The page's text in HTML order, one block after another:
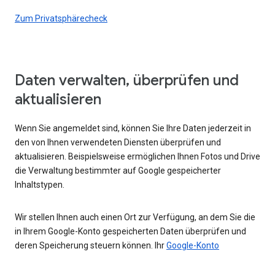
Zum Privatsphärecheck
Daten verwalten, überprüfen und
aktualisieren
Wenn Sie angemeldet sind, können Sie Ihre Daten jederzeit in
den von Ihnen verwendeten Diensten überprüfen und
aktualisieren. Beispielsweise ermöglichen Ihnen Fotos und Drive
die Verwaltung bestimmter auf Google gespeicherter
Inhaltstypen.
Wir stellen Ihnen auch einen Ort zur Verfügung, an dem Sie die
in Ihrem Google-Konto gespeicherten Daten überprüfen und
deren Speicherung steuern können. IhrGoogle-Konto